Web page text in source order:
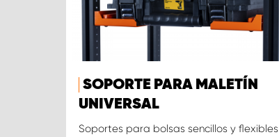
SOPORTE PARA MALETÍN
UNIVERSAL
Soportes para bolsas sencillos y flexibles